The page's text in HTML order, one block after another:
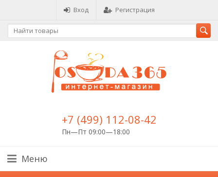
Вход Регистрация
+7 (499) 112-08-42
Пн—Пт 09:00—18:00
Меню